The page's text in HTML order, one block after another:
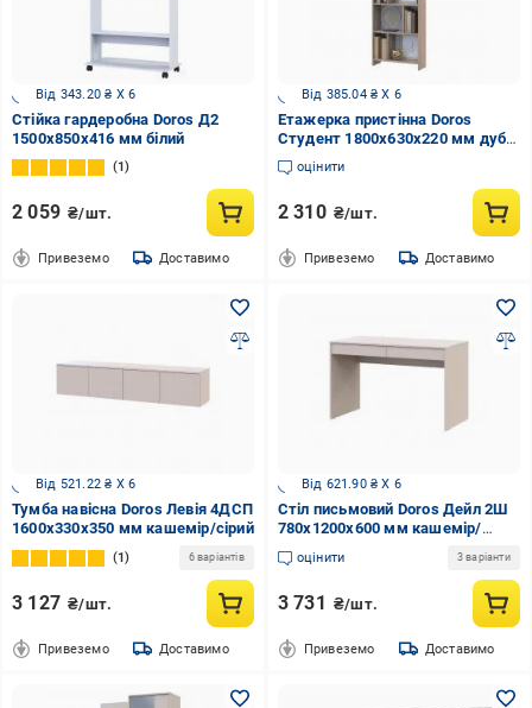
Від 343.20 ₴ X 6
Стійка гардеробна Doros Д2
1500х850х416 мм білий
1
2 059 ₴/шт.
Привеземо Доставимо
Від 385.04 ₴ X 6
Етажерка пристінна Doros
Студент 1800х630х220 мм дуб
сонома
оцінити
2 310 ₴/шт.
Привеземо Доставимо
Від 521.22 ₴ X 6
Тумба навісна Doros Левія 4ДСП
1600x330x350 мм кашемір/сірий
1 6 варіантів
3 127 ₴/шт.
Привеземо Доставимо
Від 621.90 ₴ X 6
Стіл письмовий Doros Дейл 2Ш
780х1200х600 мм кашемір/
кашемір
оцінити 3 варіанти
3 731 ₴/шт.
Привеземо Доставимо